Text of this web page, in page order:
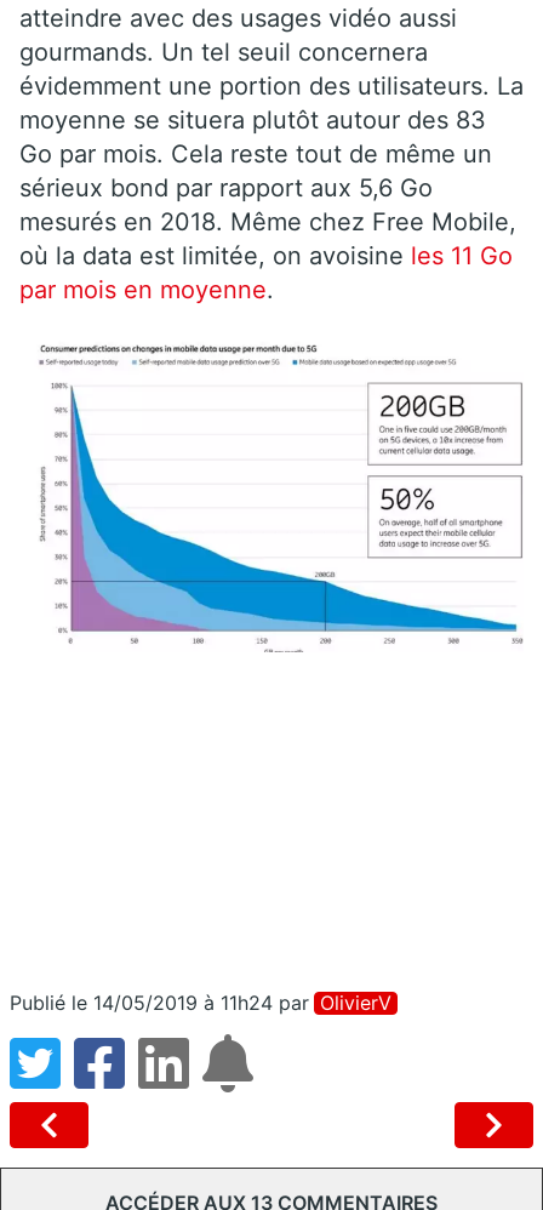
atteindre avec des usages vidéo aussi
gourmands. Un tel seuil concernera
évidemment une portion des utilisateurs. La
moyenne se situera plutôt autour des 83
Go par mois. Cela reste tout de même un
sérieux bond par rapport aux 5,6 Go
mesurés en 2018. Même chez Free Mobile,
où la data est limitée, on avoisine les 11 Go
par mois en moyenne.
Publié le 14/05/2019 à 11h24 par OlivierV
ACCÉDER AUX 13 COMMENTAIRES